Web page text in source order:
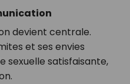
devient centrale.
et ses envies
sexuelle satisfaisante,